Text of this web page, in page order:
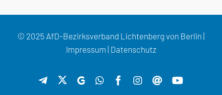
© 2025 AfD-Bezirksverband Lichtenberg von Berlin |
Impressum Datenschutz
TelegramGETTRWhatsAppFacebook
Instagram
Threads